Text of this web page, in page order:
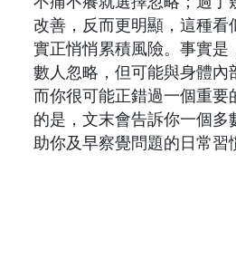
改善，反而更明顯，這種看
實正悄悄累積風險。事實是
數人忽略，但可能與身體內
而你很可能正錯過一個重要
的是，文末會告訴你一個多
助你及早察覺問題的日常習